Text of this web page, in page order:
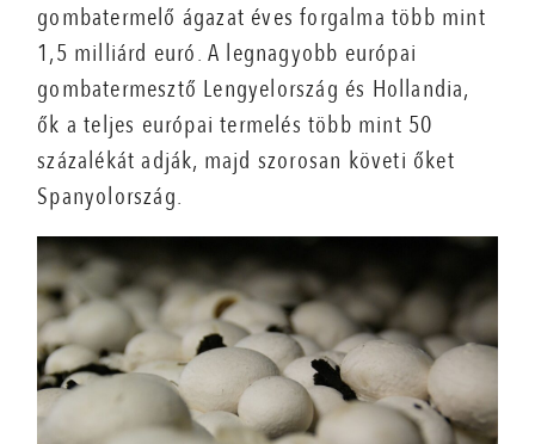
gombatermelő ágazat éves forgalma több mint
1,5 milliárd euró. A legnagyobb európai
gombatermesztő Lengyelország és Hollandia,
ők a teljes európai termelés több mint 50
százalékát adják, majd szorosan követi őket
Spanyolország.